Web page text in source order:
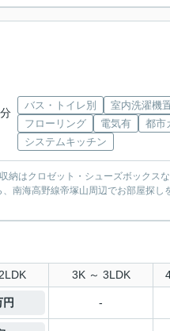
バス・トイレ別
室内洗濯機
フローリング
電気有
都市
システムキッチン
納はクロゼット・シューズボックス
南海高野線帝塚山周辺でお部屋探し
3K ～ 3LDK
円 -